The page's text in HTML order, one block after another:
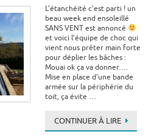
L’étanchéité c’est parti ! un
beau week end ensoleillé
SANS VENT est annoncé
et voici l’équipe de choc qui
vient nous prêter main forte
pour déplier les bâches :
Mouai ok ça va donner….
Mise en place d’une bande
armée sur la périphérie du
toit, ça évite …
CONTINUER À LIRE